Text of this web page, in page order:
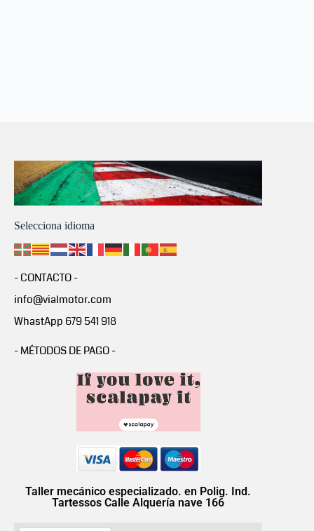
Selecciona idioma
- CONTACTO -
info@vialmotor.com
WhastApp 679 541 918
- MÉTODOS DE PAGO -
Taller mecánico especializado. en Polig. Ind.
Tartessos Calle Alquería nave 166